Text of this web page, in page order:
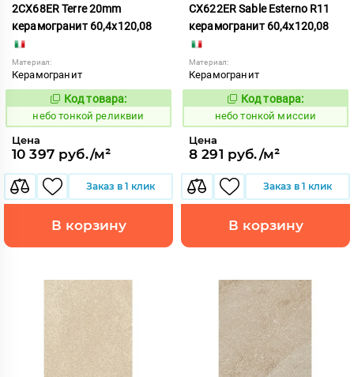
2CX68ER Terre 20mm
керамогранит 60,4x120,08
Материал:
Керамогранит
1122205
Код товара:
небо тонкой реликвии
Цена
10 397 руб./м²
Заказ в 1 клик
В корзину
CX622ER Sable Esterno R11
керамогранит 60,4x120,08
Материал:
Керамогранит
1122177
Код товара:
небо тонкой миссии
Цена
8 291 руб./м²
Заказ в 1 клик
В корзину